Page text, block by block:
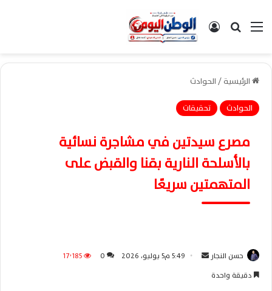
القائمةبحث عن تسجيل الدخول
الرئيسية/الحوادث
الحوادث
تحقيقات
مصرع سيدتين في مشاجرة نسائية
بالأسلحة النارية بقنا والقبض على
المتهمتين سريعًا
حسن النجار 5:49 م5 يوليو، 2026 0
17٬185
دقيقة واحدة